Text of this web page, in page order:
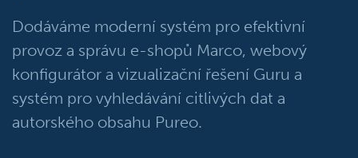
Dodáváme moderní systém pro efektivní
provoz a správu e-shopů Marco, webový
konfigurátor a vizualizační řešení Guru a
systém pro vyhledávání citlivých dat a
autorského obsahu Pureo.